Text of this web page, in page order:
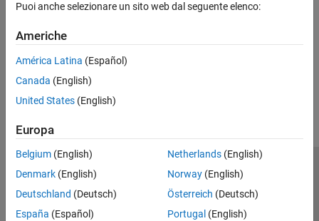
Puoi anche selezionare un sito web dal seguente elenco:
Americhe
América Latina (Español)
Canada (English)
United States (English)
Europa
Belgium (English)
Denmark (English)
Deutschland (Deutsch)
España (Español)
Netherlands(English)
Norway(English)
Österreich (Deutsch)
Portugal (English)
Centro di fiducia
Informativa sulla privacy
Antipirateria
Stato dell'applicazione
Contatti
© 1994-2026 The MathWorks, Inc.